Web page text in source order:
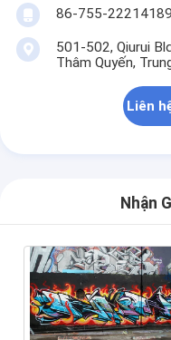
86-755-
501-502, Qiurui
Thâm Quyến,
Liên
Nhận